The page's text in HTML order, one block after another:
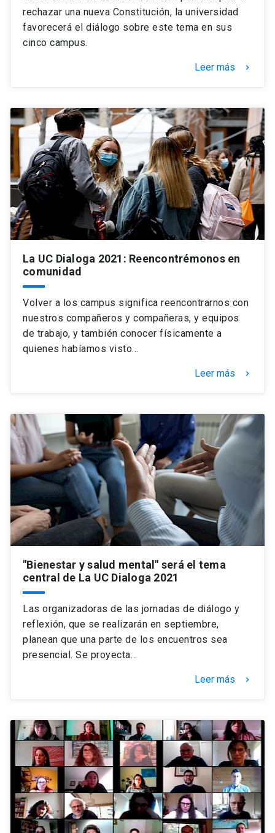
Alumni launch
Correo UC launch
Mi Portal UC launch
rechazar una nueva Constitución, la universidad
favorecerá el diálogo sobre este tema en sus
cinco campus.
Leer más keyboard_arrow_right
La UC Dialoga 2021: Reencontrémonos en
comunidad
Volver a los campus significa reencontrarnos con
nuestros compañeros y compañeras, y equipos
de trabajo, y también conocer físicamente a
quienes habíamos visto…
Leer más keyboard_arrow_right
"Bienestar y salud mental" será el tema
central de La UC Dialoga 2021
Las organizadoras de las jornadas de diálogo y
reflexión, que se realizarán en septiembre,
planean que una parte de los encuentros sea
presencial. Se proyecta…
Leer más keyboard_arrow_right